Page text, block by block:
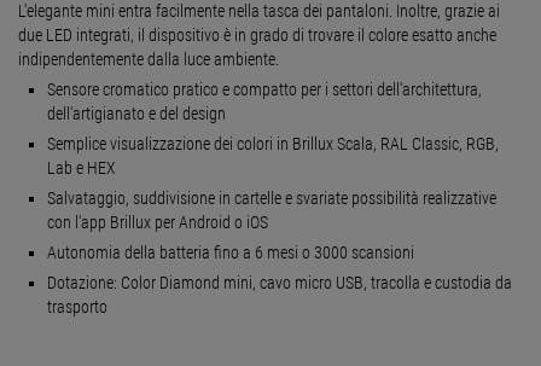
L'elegante mini entra facilmente nella tasca dei pantaloni. Inoltre, grazie ai
due LED integrati, il dispositivo è in grado di trovare il colore esatto anche
indipendentemente dalla luce ambiente.
Sensore cromatico pratico e compatto per i settori dell'architettura,
dell'artigianato e del design
Semplice visualizzazione dei colori in Brillux Scala, RAL Classic, RGB,
Lab e HEX
Salvataggio, suddivisione in cartelle e svariate possibilità realizzative
con l'app Brillux per Android o iOS
Autonomia della batteria fino a 6 mesi o 3000 scansioni
Dotazione: Color Diamond mini, cavo micro USB, tracolla e custodia da
trasporto